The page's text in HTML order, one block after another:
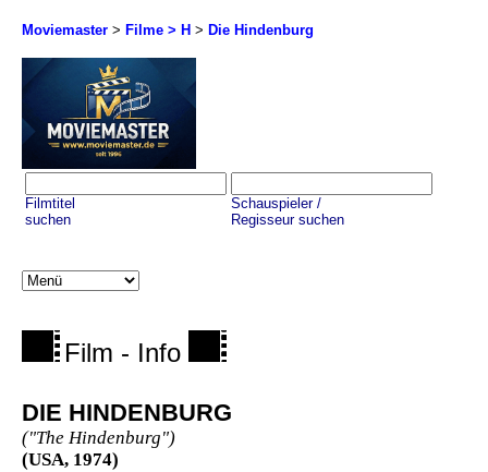
Moviemaster > Filme > H > Die Hindenburg
Filmtitel
suchen
Schauspieler /
Regisseur suchen
Film - Info
DIE HINDENBURG
("The Hindenburg")
(USA, 1974)